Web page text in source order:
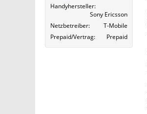
Handyhersteller
Sony Ericsson
Netzbetreiber
T-Mobile
Prepaid/Vertrag
Prepaid